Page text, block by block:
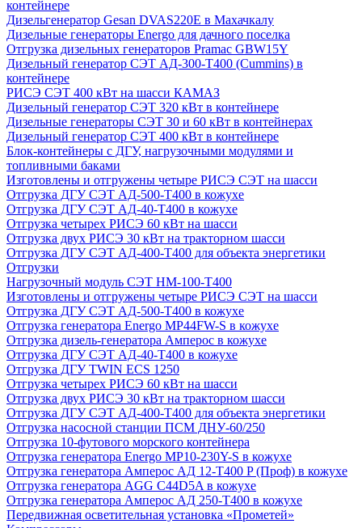
контейнере
Дизельгенератор Gesan DVAS220E в Махачкалу
Дизельные генераторы Energo для дачного поселка
Отгрузка дизельных генераторов Pramac GВW15Y
Дизельный генератор СЭТ АД-300-Т400 (Cummins) в
контейнере
РИСЭ СЭТ 400 кВт на шасси КАМАЗ
Дизельный генератор СЭТ 320 кВт в контейнере
Дизельные генераторы СЭТ 30 и 60 кВт в контейнерах
Дизельный генератор СЭТ 400 кВт в контейнере
Блок-контейнеры с ДГУ, нагрузочными модулями и
топливными баками
Изготовлены и отгружены четыре РИСЭ СЭТ на шасси
Отгрузка ДГУ СЭТ АД-500-Т400 в кожухе
Отгрузка ДГУ СЭТ АД-40-Т400 в кожухе
Отгрузка четырех РИСЭ 60 кВт на шасси
Отгрузка двух РИСЭ 30 кВт на тракторном шасси
Отгрузка ДГУ СЭТ АД-400-Т400 для объекта энергетики
Отгрузки
Нагрузочный модуль СЭТ НМ-100-Т400
Изготовлены и отгружены четыре РИСЭ СЭТ на шасси
Отгрузка ДГУ СЭТ АД-500-Т400 в кожухе
Отгрузка генератора Energo MP44FW-S в кожухе
Отгрузка дизель-генератора Амперос в кожухе
Отгрузка ДГУ СЭТ АД-40-Т400 в кожухе
Отгрузка ДГУ TWIN ECS 1250
Отгрузка четырех РИСЭ 60 кВт на шасси
Отгрузка двух РИСЭ 30 кВт на тракторном шасси
Отгрузка ДГУ СЭТ АД-400-Т400 для объекта энергетики
Отгрузка насосной станции ПСМ ДНУ-60/250
Отгрузка 10-футового морского контейнера
Отгрузка генератора Energo MP10-230Y-S в кожухе
Отгрузка генератора Амперос АД 12-Т400 P (Проф) в кожухе
Отгрузка генератора AGG C44D5A в кожухе
Отгрузка генератора Амперос АД 250-Т400 в кожухе
Передвижная осветительная установка «Прометей»